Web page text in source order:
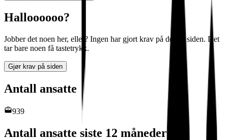
Halloooooo?
Jobber det noen her, eller? Ingen har gjort krav på denne siden. Det
tar bare noen få tastetrykk.
Gjør krav på siden
Antall ansatte
939
Antall ansatte siste 12 måneder